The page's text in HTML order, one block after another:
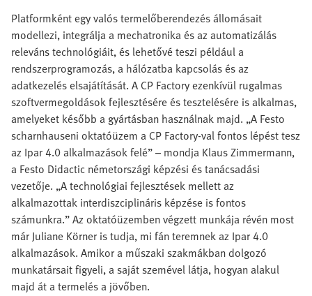
Platformként egy valós termelőberendezés állomásait
modellezi, integrálja a mechatronika és az automatizálás
releváns technológiáit, és lehetővé teszi például a
rendszerprogramozás, a hálózatba kapcsolás és az
adatkezelés elsajátítását. A CP Factory ezenkívül rugalmas
szoftvermegoldások fejlesztésére és tesztelésére is alkalmas,
amelyeket később a gyártásban használnak majd. „A Festo
scharnhauseni oktatóüzem a CP Factory-val fontos lépést tesz
az Ipar 4.0 alkalmazások felé” – mondja Klaus Zimmermann,
a Festo Didactic németországi képzési és tanácsadási
vezetője. „A technológiai fejlesztések mellett az
alkalmazottak interdiszciplináris képzése is fontos
számunkra.” Az oktatóüzemben végzett munkája révén most
már Juliane Körner is tudja, mi fán teremnek az Ipar 4.0
alkalmazások. Amikor a műszaki szakmákban dolgozó
munkatársait figyeli, a saját szemével látja, hogyan alakul
majd át a termelés a jövőben.